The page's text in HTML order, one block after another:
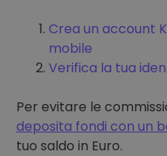
Crea un account
mobile
Verifica la tua
Per evitare le
deposita fondi con un
tuo saldo in Euro.